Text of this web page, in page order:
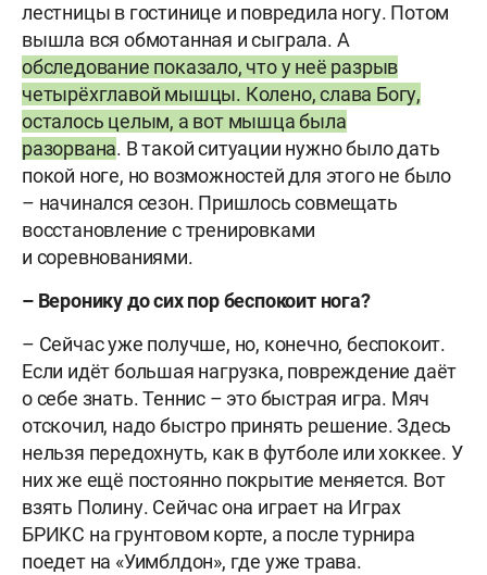
лестницы в гостинице и повредила ногу. Потом
вышла вся обмотанная и сыграла. А
обследование показало, что у неё разрыв
четырёхглавой мышцы. Колено, слава Богу,
осталось целым, а вот мышца была
разорвана. В такой ситуации нужно было дать
покой ноге, но возможностей для этого не было
– начинался сезон. Пришлось совмещать
восстановление с тренировками
и соревнованиями.
– Веронику до сих пор беспокоит нога?
– Сейчас уже получше, но, конечно, беспокоит.
Если идёт большая нагрузка, повреждение даёт
о себе знать. Теннис – это быстрая игра. Мяч
отскочил, надо быстро принять решение. Здесь
нельзя передохнуть, как в футболе или хоккее. У
них же ещё постоянно покрытие меняется. Вот
взять Полину. Сейчас она играет на Играх
БРИКС на грунтовом корте, а после турнира
поедет на «Уимблдон», где уже трава.